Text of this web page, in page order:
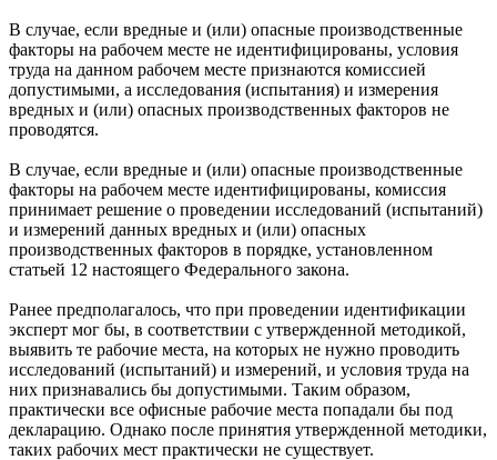
В случае, если вредные и (или) опасные производственные
факторы на рабочем месте не идентифицированы, условия
труда на данном рабочем месте признаются комиссией
допустимыми, а исследования (испытания) и измерения
вредных и (или) опасных производственных факторов не
проводятся.
В случае, если вредные и (или) опасные производственные
факторы на рабочем месте идентифицированы, комиссия
принимает решение о проведении исследований (испытаний)
и измерений данных вредных и (или) опасных
производственных факторов в порядке, установленном
статьей 12 настоящего Федерального закона.
Ранее предполагалось, что при проведении идентификации
эксперт мог бы, в соответствии с утвержденной методикой,
выявить те рабочие места, на которых не нужно проводить
исследований (испытаний) и измерений, и условия труда на
них признавались бы допустимыми. Таким образом,
практически все офисные рабочие места попадали бы под
декларацию. Однако после принятия утвержденной методики,
таких рабочих мест практически не существует.